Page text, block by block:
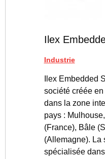
Ilex
Industrie
Ilex Embedded
société créée
dans la zone
pays :
(France), Bâle
(Allemagne). La
spécialisée